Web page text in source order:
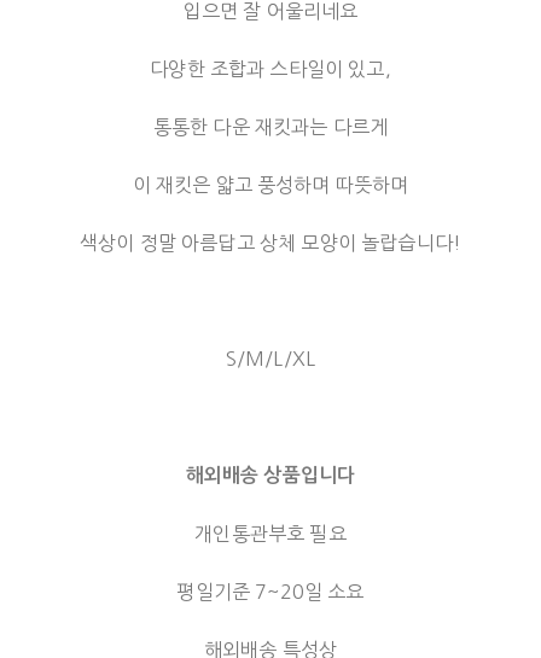
입으면 잘 어울리네요
다양한 조합과 스타일이 있고,
통통한 다운 재킷과는 다르게
이 재킷은 얇고 풍성하며 따뜻하며
색상이 정말 아름답고 상체 모양이 놀랍습니다!
S/M/L/XL
해외배송 상품입니다
개인통관부호 필요
평일기준 7~20일 소요
해외배송 특성상